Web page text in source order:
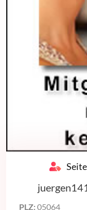
PLZ: 05064